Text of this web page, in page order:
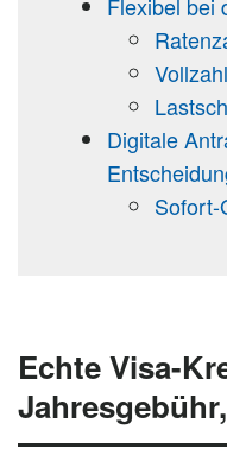
Digitale
Sofort-
Echte Visa-